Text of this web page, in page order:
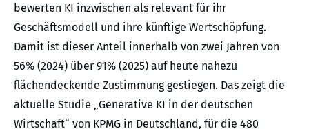
bewerten KI inzwischen als relevant für ihr
Geschäftsmodell und ihre künftige Wertschöpfung.
Damit ist dieser Anteil innerhalb von zwei Jahren von
56% (2024) über 91% (2025) auf heute nahezu
flächendeckende Zustimmung gestiegen. Das zeigt die
aktuelle Studie „Generative KI in der deutschen
Wirtschaft“ von KPMG in Deutschland, für die 480